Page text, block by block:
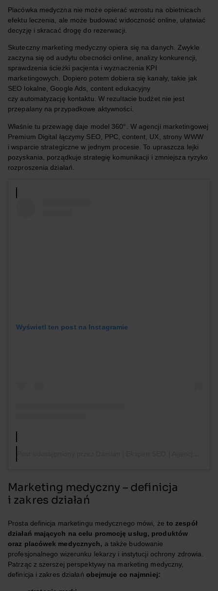
Placówka medyczna nie może opierać wzrostu na obietnicach
efektu leczenia, ale może budować widoczność online, ułatwiać
decyzję i skracać drogę do rezerwacji.
Skuteczny marketing medyczny opiera się na danych. Zwykle
zaczyna się od audytu obecności online, analizy konkurencji,
sprawdzenia ścieżki pacjenta i wyznaczenia KPI
marketingowych. Dopiero potem dobiera się kanały, takie jak
SEO lokalne, Google Ads, content edukacyjny
czy automatyzację kontaktu. W rezultacie budżet nie jest
przepalany na przypadkowe aktywności.
Właśnie tu przewagę daje model 360°. W agencji marketingowej
Premium Digital łączymy SEO, PPC, content, UX, strony WWW
i wsparcie strategiczne w jednym procesie. To upraszcza lejki
pozyskania, porządkuje strategię komunikacji i zmniejsza ryzyko
rozproszenia działań.
Wyświetl ten post na Instagramie
Marketing medyczny – definicja
i zakres działań
Prosta definicja marketingu medycznego mówi, że to zespół
działań mających na celu promocję usług, produktów
oraz placówek medycznych, a także budowanie
profesjonalnego wizerunku lekarzy i instytucji ochrony zdrowia.
Patrząc z szerszej perspektywy na marketing medyczny,
definicja i zakres działań obejmuje co najmniej: